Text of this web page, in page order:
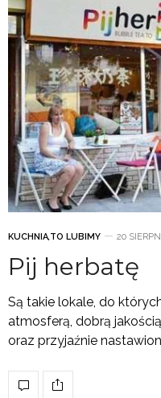
KUCHNIA,TO LUBIMY 20
Pij herbatę
Są takie lokale, do
atmosferą, dobrą
oraz przyjaźnie